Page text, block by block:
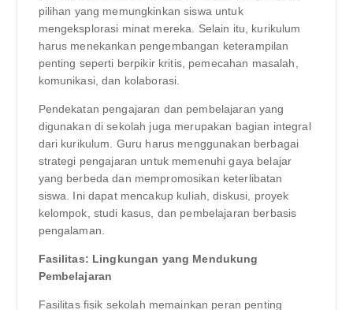
pilihan yang memungkinkan siswa untuk
mengeksplorasi minat mereka. Selain itu, kurikulum
harus menekankan pengembangan keterampilan
penting seperti berpikir kritis, pemecahan masalah,
komunikasi, dan kolaborasi.
Pendekatan pengajaran dan pembelajaran yang
digunakan di sekolah juga merupakan bagian integral
dari kurikulum. Guru harus menggunakan berbagai
strategi pengajaran untuk memenuhi gaya belajar
yang berbeda dan mempromosikan keterlibatan
siswa. Ini dapat mencakup kuliah, diskusi, proyek
kelompok, studi kasus, dan pembelajaran berbasis
pengalaman.
Fasilitas: Lingkungan yang Mendukung
Pembelajaran
Fasilitas fisik sekolah memainkan peran penting